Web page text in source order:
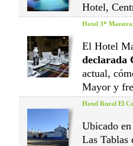
Hotel,
Hotel 3*
El Hotel
declarada
actual,
Mayor y
Hotel Rural El
Ubicado
Las